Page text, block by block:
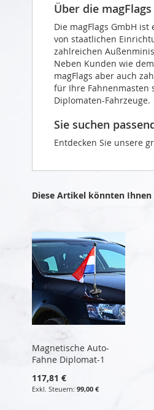
Über die
Die magFlags GmbH
von staatlichen
zahlreichen
Neben Kunden wie
magFlags aber auch
für Ihre Fahnenmasten
Diplomaten-Fahrzeuge.
Sie suchen
Entdecken Sie unsere
Diese Artikel könnten
Magnetische Auto-
Fahne Diplomat-1
117,81 €
99,00 €